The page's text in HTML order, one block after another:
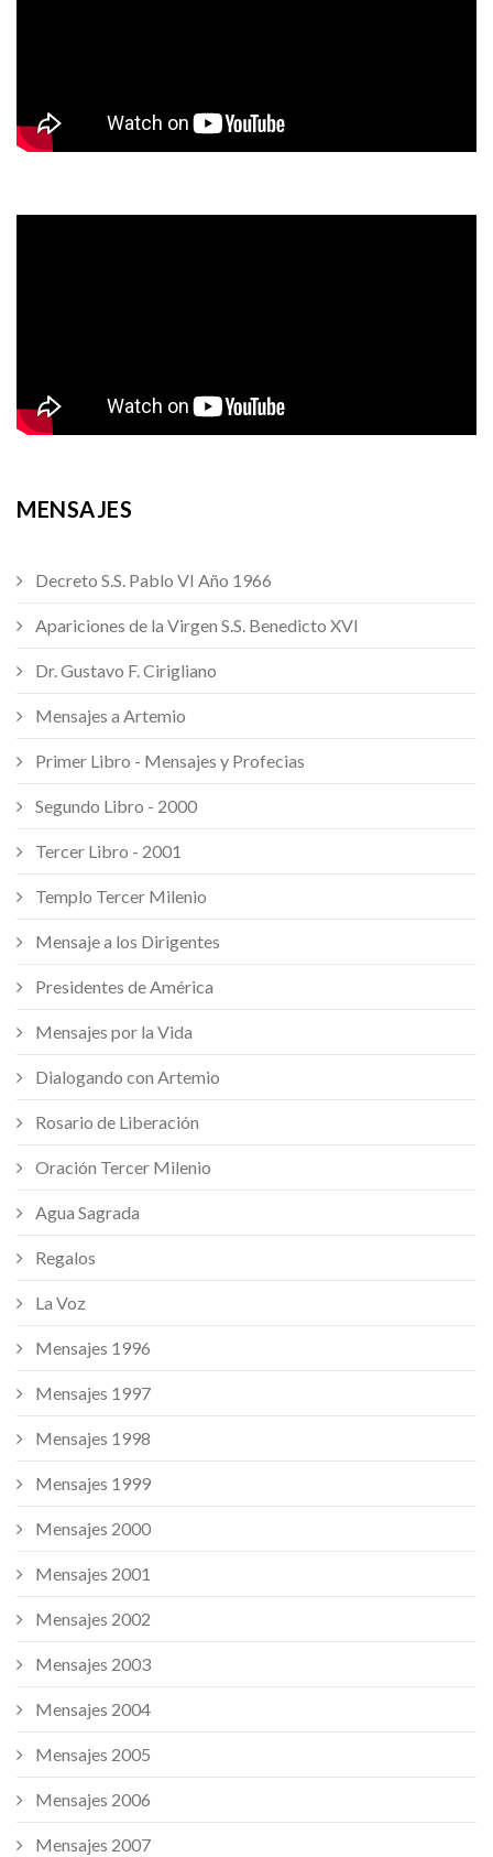
MENSAJES
Decreto S.S. Pablo VI Año 1966
Apariciones de la Virgen S.S. Benedicto XVI
Dr. Gustavo F. Cirigliano
Mensajes a Artemio
Primer Libro - Mensajes y Profecias
Segundo Libro - 2000
Tercer Libro - 2001
Templo Tercer Milenio
Mensaje a los Dirigentes
Presidentes de América
Mensajes por la Vida
Dialogando con Artemio
Rosario de Liberación
Oración Tercer Milenio
Agua Sagrada
Regalos
La Voz
Mensajes 1996
Mensajes 1997
Mensajes 1998
Mensajes 1999
Mensajes 2000
Mensajes 2001
Mensajes 2002
Mensajes 2003
Mensajes 2004
Mensajes 2005
Mensajes 2006
Mensajes 2007